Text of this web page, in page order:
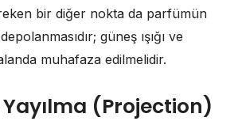
bir diğer nokta da parfümün
güneş ışığı ve
muhafaza edilmelidir.
Yayılma (Projection)